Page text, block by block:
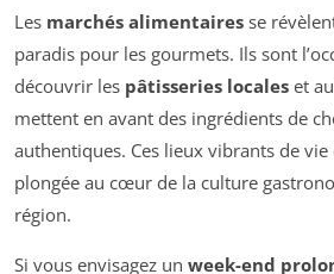
Les marchés alimentaires se
paradis pour les gourmets. Ils sont
découvrir les pâtisseries locales et
mettent en avant des ingrédients de
authentiques. Ces lieux vibrants de
plongée au cœur de la culture
région.
Si vous envisagez un week-end